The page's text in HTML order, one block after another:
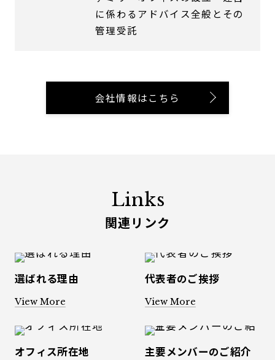
に係わるアドバイス全般とその
管理受託
会社情報はこちら
Links
関連リンク
選ばれる理由
View More
代表者のご挨拶
View More
オフィス所在地 主要メンバーのご紹介